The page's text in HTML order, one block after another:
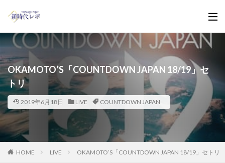
OKAMOTO’S「COUNTDOWN JAPAN 18/19」セ
トリ
2019年6月18日 LIVE COUNTDOWN JAPAN
HOME LIVE OKAMOTO’S「COUNTDOWN JAPAN 18/19」セトリ